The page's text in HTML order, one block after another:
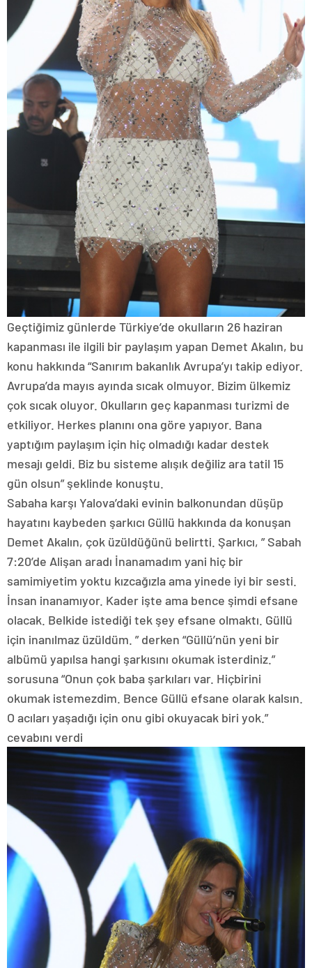
Geçtiğimiz günlerde Türkiye’de okulların 26 haziran
kapanması ile ilgili bir paylaşım yapan Demet Akalın, bu
konu hakkında “Sanırım bakanlık Avrupa’yı takip ediyor.
Avrupa’da mayıs ayında sıcak olmuyor. Bizim ülkemiz
çok sıcak oluyor. Okulların geç kapanması turizmi de
etkiliyor. Herkes planını ona göre yapıyor. Bana
yaptığım paylaşım için hiç olmadığı kadar destek
mesajı geldi. Biz bu sisteme alışık değiliz ara tatil 15
gün olsun” şeklinde konuştu.
Sabaha karşı Yalova’daki evinin balkonundan düşüp
hayatını kaybeden şarkıcı Güllü hakkında da konuşan
Demet Akalın, çok üzüldüğünü belirtti. Şarkıcı, ” Sabah
7:20’de Alişan aradı İnanamadım yani hiç bir
samimiyetim yoktu kızcağızla ama yinede iyi bir sesti.
İnsan inanamıyor. Kader işte ama bence şimdi efsane
olacak. Belkide istediği tek şey efsane olmaktı. Güllü
için inanılmaz üzüldüm. ” derken “Güllü’nün yeni bir
albümü yapılsa hangi şarkısını okumak isterdiniz.”
sorusuna “Onun çok baba şarkıları var. Hiçbirini
okumak istemezdim. Bence Güllü efsane olarak kalsın.
O acıları yaşadığı için onu gibi okuyacak biri yok.”
cevabını verdi